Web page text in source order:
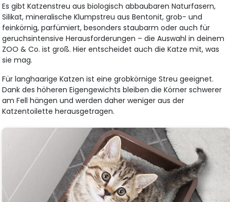
Es gibt Katzenstreu aus biologisch abbaubaren Naturfasern,
Silikat, mineralische Klumpstreu aus Bentonit, grob- und
feinkörnig, parfümiert, besonders staubarm oder auch für
geruchsintensive Herausforderungen – die Auswahl in deinem
ZOO & Co. ist groß. Hier entscheidet auch die Katze mit, was
sie mag.
Für langhaarige Katzen ist eine grobkörnige Streu geeignet.
Dank des höheren Eigengewichts bleiben die Körner schwerer
am Fell hängen und werden daher weniger aus der
Katzentoilette herausgetragen.